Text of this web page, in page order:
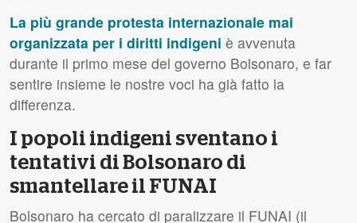
La più grande protesta internazionale mai
organizzata per i diritti indigeni è avvenuta
durante il primo mese del governo Bolsonaro, e far
sentire insieme le nostre voci ha già fatto la
differenza.
I popoli indigeni sventano i
tentativi di Bolsonaro di
smantellare il FUNAI
Bolsonaro ha cercato di paralizzare il FUNAI (il